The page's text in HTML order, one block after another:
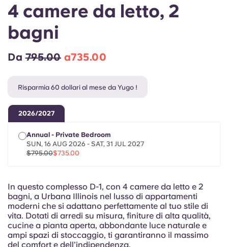
Chinese
Portuguese
4 camere da letto, 2
bagni
Da795.00 a735.00
Risparmia 60 dollari al mese da Yugo !
2026/2027
Annual - Private Bedroom
SUN, 16 AUG 2026 - SAT, 31 JUL 2027
$795.00$735.00
In questo complesso D-1, con 4 camere da letto e 2
bagni, a Urbana Illinois nel lusso di appartamenti
moderni che si adattano perfettamente al tuo stile di
vita. Dotati di arredi su misura, finiture di alta qualità,
cucine a pianta aperta, abbondante luce naturale e
ampi spazi di stoccaggio, ti garantiranno il massimo
del comfort e dell’indipendenza.